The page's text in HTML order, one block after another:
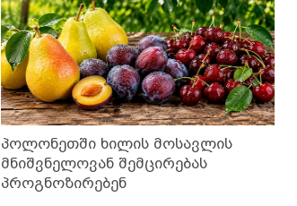
პოლონეთში ხილის მოსავლის
მნიშვნელოვან შემცირებას
პროგნოზირებენ